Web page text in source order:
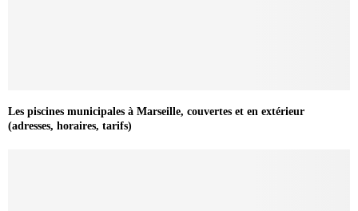
Les piscines municipales à Marseille, couvertes et en extérieur
(adresses, horaires, tarifs)